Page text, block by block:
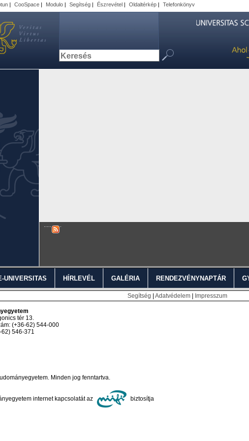
| CooSpace | Modulo | Segítség | Észrevétel | Oldaltérkép | Telefonkönyv
UNIVERSITAS HÍRLEVÉL GALÉRIA RENDEZVÉNYNAPTÁR
Segítség Adatvédelem| Impresszum
tér 13.
(+36-62) 544-000
62) 546-371
Minden jog fenntartva.
internet kapcsolatát az biztosítja